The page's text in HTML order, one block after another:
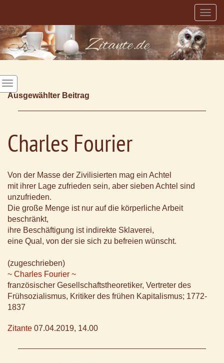
Ausgewählter Beitrag
Charles Fourier
Von der Masse der Zivilisierten mag ein Achtel
mit ihrer Lage zufrieden sein, aber sieben Achtel sind
unzufrieden.
Die große Menge ist nur auf die körperliche Arbeit
beschränkt,
ihre Beschäftigung ist indirekte Sklaverei,
eine Qual, von der sie sich zu befreien wünscht.
(zugeschrieben)
~ Charles Fourier ~
französischer Gesellschaftstheoretiker, Vertreter des
Frühsozialismus, Kritiker des frühen Kapitalismus; 1772-
1837
Zitante 07.04.2019, 14.00